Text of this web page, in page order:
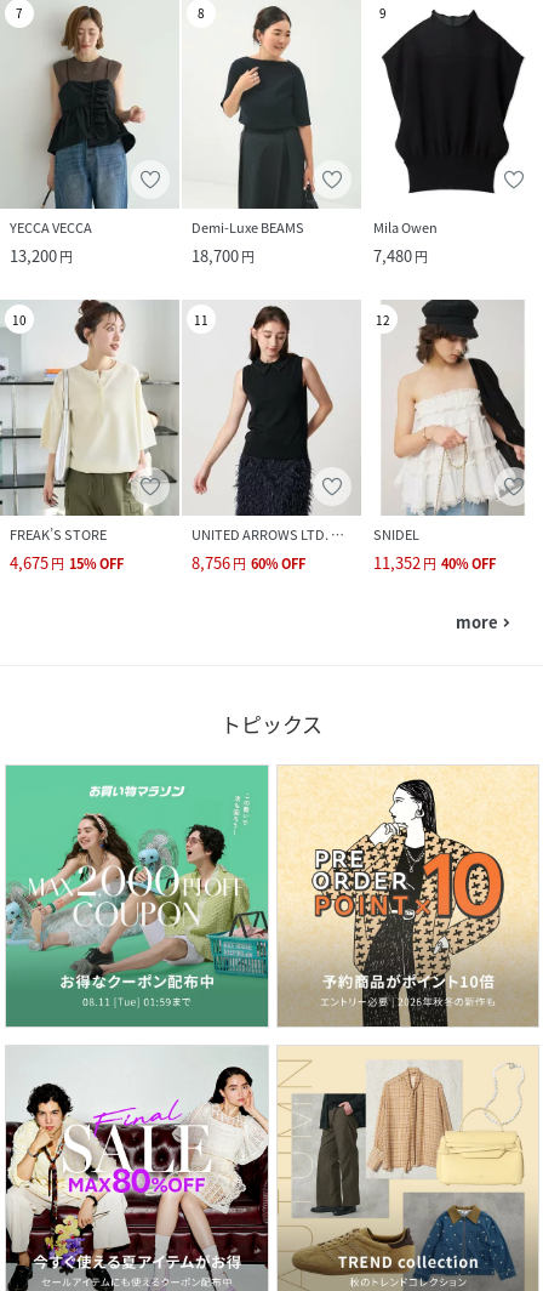
7
YECCA VECCA
13,200円
8
Demi-Luxe BEAMS
18,700円
9
Mila Owen
7,480円
10
FREAK’S STORE
4,675円 15%OFF
11
UNITED ARROWS LTD. OUTLET
8,756円 60%OFF
12
SNIDEL
11,352円 40%OFF
more navigate_next
トピックス